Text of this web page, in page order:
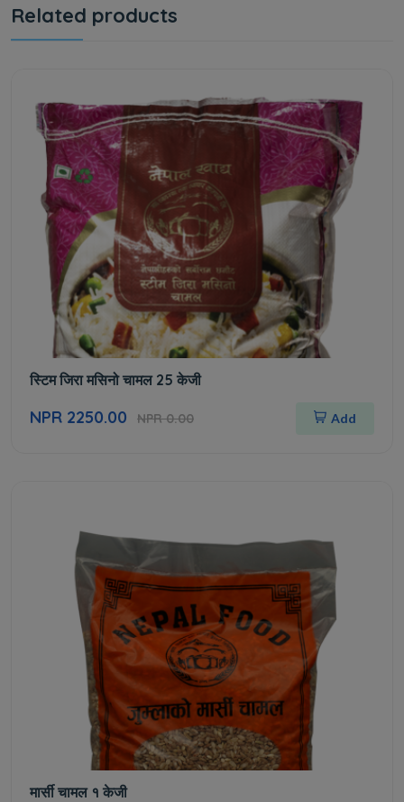
Related products
स्टिम जिरा मसिनो चामल 25 केजी
NPR 2250.00 NPR 0.00 Add
मार्सी चामल १ केजी